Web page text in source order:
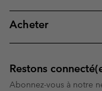
Acheter
Restons
Abonnez-vous à notre